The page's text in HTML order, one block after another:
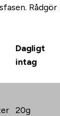
Dagligt
intag
20g